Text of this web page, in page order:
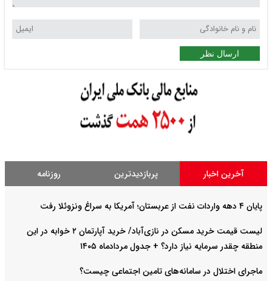
ارسال نظر
آخرین اخبار پربازدیدترین روزنامه
پایان ۴ دهه واردات نفت از عربستان؛ آمریکا به سراغ ونزوئلا رفت
لیست قیمت خرید مسکن در نازی‌آباد/ خرید آپارتمان ۲ خوابه در این
منطقه چقدر سرمایه نیاز دارد؟ + جدول مردادماه ۱۴۰۵
ماجرای اختلال در سامانه‌های تامین اجتماعی چیست؟